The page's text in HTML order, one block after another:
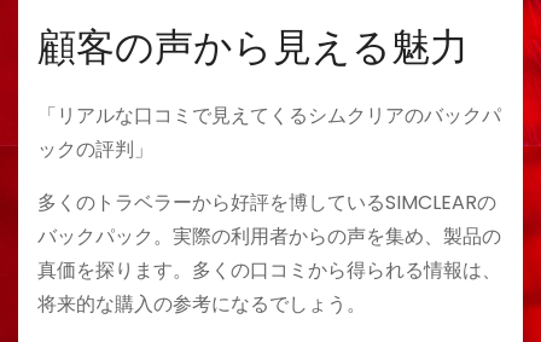
顧客の声から見える魅力
「リアルな口コミで見えてくるシムクリアのバックパ
ックの評判」
多くのトラベラーから好評を博しているSIMCLEARの
バックパック。実際の利用者からの声を集め、製品の
真価を探ります。多くの口コミから得られる情報は、
将来的な購入の参考になるでしょう。